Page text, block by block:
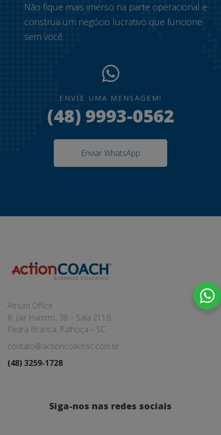
Não fique mais imerso na parte operacional e
construa um negócio lucrativo que funcione
sem você.
ENVIE UMA MENSAGEM!
(48) 9993-0562
Enviar WhatsApp
Atrium Office
R. Jair Hamms, 38 – Sala 211B
Pedra Branca, Palhoça – SC
contato@actioncoachsc.com.br
(48) 3259-1728
Siga-nos nas redes sociais